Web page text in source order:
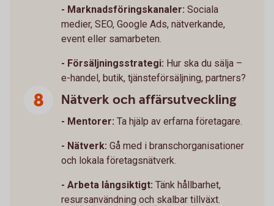
- Marknadsföringskanaler: Sociala
medier, SEO, Google Ads, nätverkande,
event eller samarbeten.
- Försäljningsstrategi: Hur ska du sälja –
e-handel, butik, tjänsteförsäljning, partners?
Nätverk och affärsutveckling
- Mentorer: Ta hjälp av erfarna företagare.
- Nätverk: Gå med i branschorganisationer
och lokala företagsnätverk.
- Arbeta långsiktigt: Tänk hållbarhet,
resursanvändning och skalbar tillväxt.